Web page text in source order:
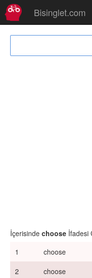
Bisinglet.com
İçerisinde choose İfadesi
1
choose
2
choose